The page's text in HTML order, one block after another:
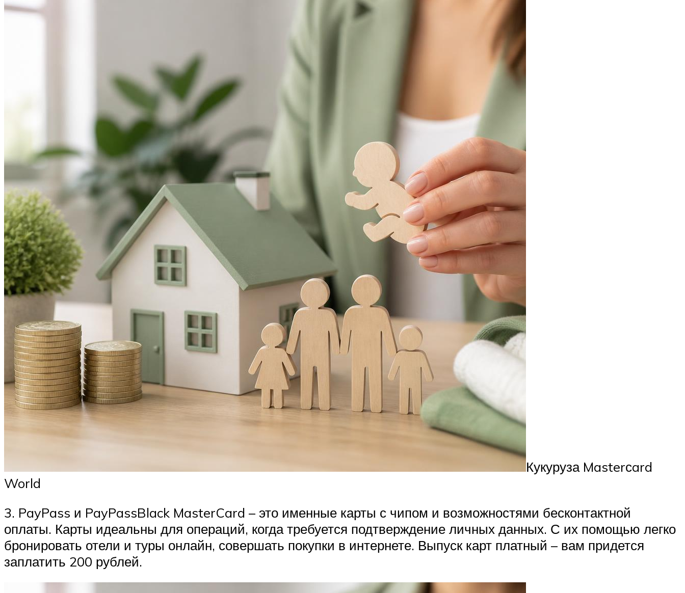
Кукуруза Masterсard
World
3. PayPass и PayPassBlack MasterCard – это именные карты с чипом и возможностями бесконтактной
оплаты. Карты идеальны для операций, когда требуется подтверждение личных данных. С их помощью легко
бронировать отели и туры онлайн, совершать покупки в интернете. Выпуск карт платный – вам придется
заплатить 200 рублей.